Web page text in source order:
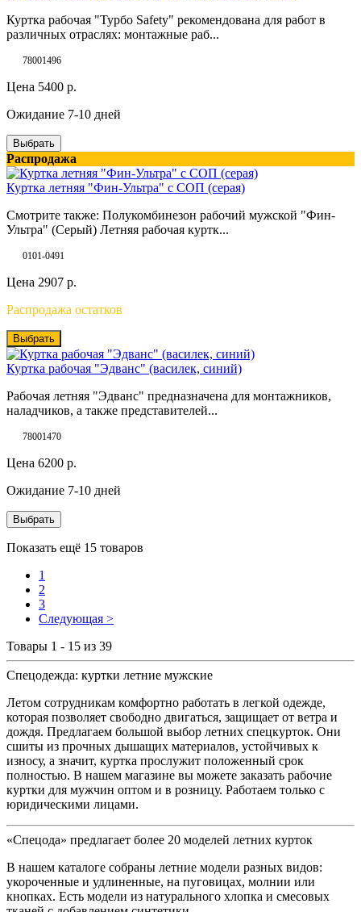
Куртка рабочая "Турбо Safety" рекомендована для работ в
различных отраслях: монтажные раб...
78001496
Цена 5400 р.
Ожидание 7-10 дней
Выбрать
Распродажа
Куртка летняя "Фин-Ультра" с СОП (серая)
Смотрите также: Полукомбинезон рабочий мужской "Фин-
Ультра" (Серый) Летняя рабочая куртк...
0101-0491
Цена 2907 р.
Распродажа остатков
Выбрать
Куртка рабочая "Эдванс" (василек, синий)
Рабочая летняя "Эдванс" предназначена для монтажников,
наладчиков, а также представителей...
78001470
Цена 6200 р.
Ожидание 7-10 дней
Выбрать
Показать ещё 15 товаров
1
2
3
Следующая >
Товары 1 - 15 из 39
Спецодежда: куртки летние мужские
Летом сотрудникам комфортно работать в легкой одежде,
которая позволяет свободно двигаться, защищает от ветра и
дождя. Предлагаем большой выбор летних спецкурток. Они
сшиты из прочных дышащих материалов, устойчивых к
износу, а значит, куртка прослужит положенный срок
полностью. В нашем магазине вы можете заказать рабочие
куртки для мужчин оптом и в розницу. Работаем только с
юридическими лицами.
«Спецода» предлагает более 20 моделей летних курток
В нашем каталоге собраны летние модели разных видов:
укороченные и удлиненные, на пуговицах, молнии или
кнопках. Есть модели из натурального хлопка и смесовых